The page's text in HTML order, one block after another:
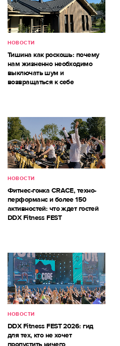
НОВОСТИ
Тишина как роскошь: почему
нам жизненно необходимо
выключать шум и
возвращаться к себе
НОВОСТИ
Фитнес-гонка CRACE, техно-
перформанс и более 150
активностей: что ждет гостей
DDX Fitness FEST
НОВОСТИ
DDX Fitness FEST 2026: гид
для тех, кто не хочет
пропустить ничего